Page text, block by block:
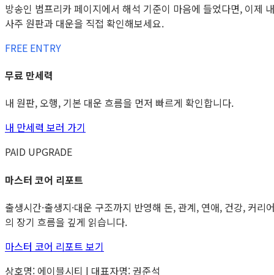
방송인 범프리카 페이지에서 해석 기준이 마음에 들었다면, 이제 내
사주 원판과 대운을 직접 확인해보세요.
FREE ENTRY
무료 만세력
내 원판, 오행, 기본 대운 흐름을 먼저 빠르게 확인합니다.
내 만세력 보러 가기
PAID UPGRADE
마스터 코어 리포트
출생시간·출생지·대운 구조까지 반영해 돈, 관계, 연애, 건강, 커리
의 장기 흐름을 깊게 읽습니다.
마스터 코어 리포트 보기
상호명: 에이블시티 | 대표자명: 권준석